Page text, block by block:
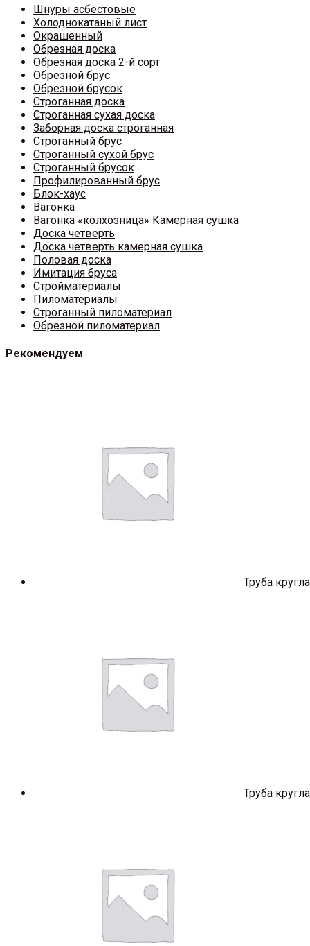
Шнуры асбестовые
Холоднокатаный лист
Окрашенный
Обрезная доска
Обрезная доска 2-й сорт
Обрезной брус
Обрезной брусок
Строганная доска
Строганная сухая доска
Заборная доска строганная
Строганный брус
Строганный сухой брус
Строганный брусок
Профилированный брус
Блок-хаус
Вагонка
Вагонка «колхозница» Камерная сушка
Доска четверть
Доска четверть камерная сушка
Половая доска
Имитация бруса
Стройматериалы
Пиломатериалы
Строганный пиломатериал
Обрезной пиломатериал
Рекомендуем
Труба
Труба